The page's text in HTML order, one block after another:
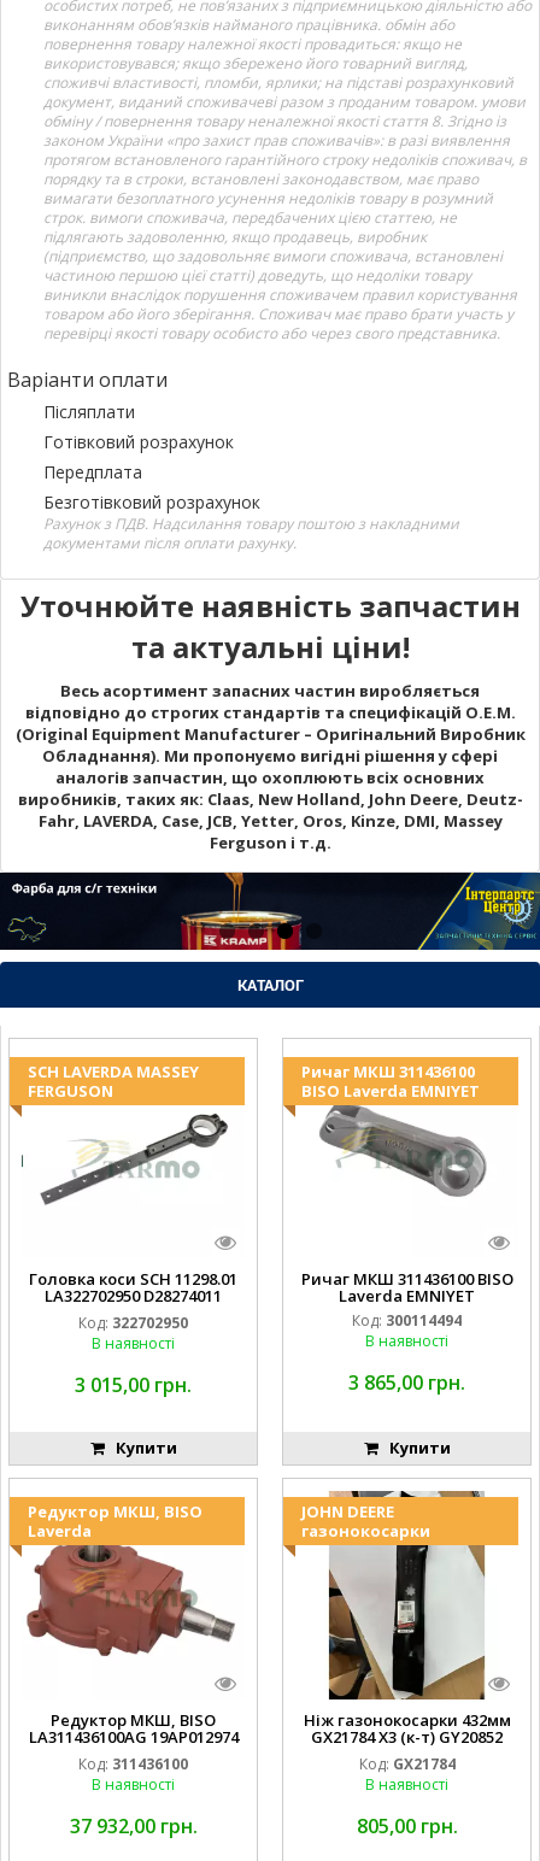
особистих потреб, не пов’язаних з підприємницькою діяльністю або
виконанням обов’язків найманого працівника. обмін або
повернення товару належної якості провадиться: якщо не
використовувався; якщо збережено його товарний вигляд,
споживчі властивості, пломби, ярлики; на підставі розрахунковий
документ, виданий споживачеві разом з проданим товаром. умови
обміну / повернення товару неналежної якості стаття 8. Згідно із
законом України «про захист прав споживачів»: в разі виявлення
протягом встановленого гарантійного строку недоліків споживач, в
порядку та в строки, встановлені законодавством, має право
вимагати безоплатного усунення недоліків товару в розумний
строк. вимоги споживача, передбачених цією статтею, не
підлягають задоволенню, якщо продавець, виробник
(підприємство, що задовольняє вимоги споживача, встановлені
частиною першою цієї статті) доведуть, що недоліки товару
виникли внаслідок порушення споживачем правил користування
товаром або його зберігання. Споживач має право брати участь у
перевірці якості товару особисто або через свого представника.
Варіанти оплати
Післяплати
Готівковий розрахунок
Передплата
Безготівковий розрахунок
Рахунок з ПДВ. Надсилання товару поштою з накладними
документами після оплати рахунку.
Уточнюйте наявність запчастин
та актуальні ціни!
Весь асортимент запасних частин виробляється
відповідно до строгих стандартів та специфікацій O.E.M.
(Original Equipment Manufacturer – Оригінальний Виробник
Обладнання). Ми пропонуємо вигідні рішення у сфері
аналогів запчастин, що охоплюють всіх основних
виробників, таких як: Claas, New Holland, John Deere, Deutz-
Fahr, LAVERDA, Case, JCB, Yetter, Oros, Kinze, DMI, Massey
Ferguson і т.д.
КАТАЛОГ
SCH LAVERDA MASSEY
FERGUSON
Головка коси SCH 11298.01
LA322702950 D28274011
EMNIYET
Код: 322702950
В наявності
3 015,00 грн.
Купити
Ричаг МКШ 311436100
BISO Laverda EMNIYET
Ричаг МКШ 311436100 BISO
Laverda EMNIYET
Код: 300114494
В наявності
3 865,00 грн.
Купити
Редуктор МКШ, BISO
Laverda
Редуктор МКШ, BISO
LA311436100AG 19AP012974
Laverda EMNIYET
Код: 311436100
В наявності
37 932,00 грн.
JOHN DEERE
газонокосарки
Ніж газонокосарки 432мм
GX21784 X3 (к-т) GY20852
AM137757 AM141035
Код: GX21784
В наявності
805,00 грн.